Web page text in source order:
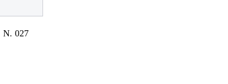
N. 027